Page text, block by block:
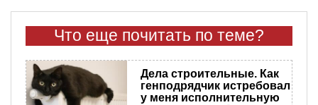
Что еще почитать по теме?
Дела строительные. Как
генподрядчик истребовал
у меня исполнительную